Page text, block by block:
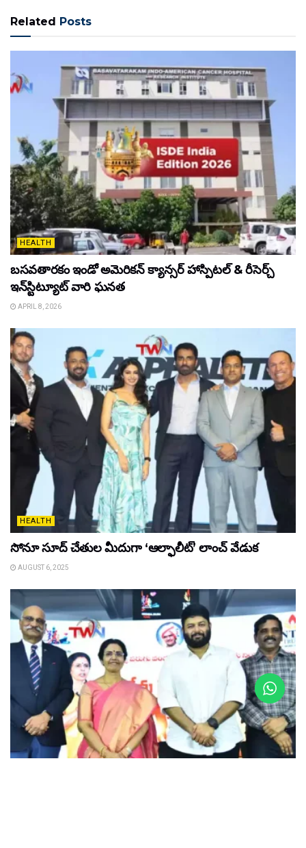
Related Posts
HEALTH
బసవతారకం ఇండో అమెరికన్ క్యాన్సర్ హాస్పిటల్ & రీసెర్చ్
ఇన్‌స్టిట్యూట్ వారి ఘనత
APRIL 8, 2026
HEALTH
సోనూ సూద్ చేతుల మీదుగా ‘ఆల్ఫాలీట్’ లాంచ్ వేడుక
AUGUST 6, 2025